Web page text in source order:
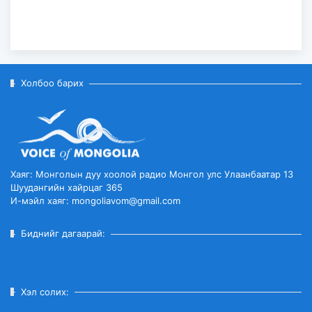
Холбоо барих
Хаяг: Монголын дуу хоолой радио Монгол улс Улаанбаатар 13
Шуудангийн хайрцаг 365
И-мэйл хаяг: mongoliavom@gmail.com
Биднийг дагаарай:
Хэл солих: